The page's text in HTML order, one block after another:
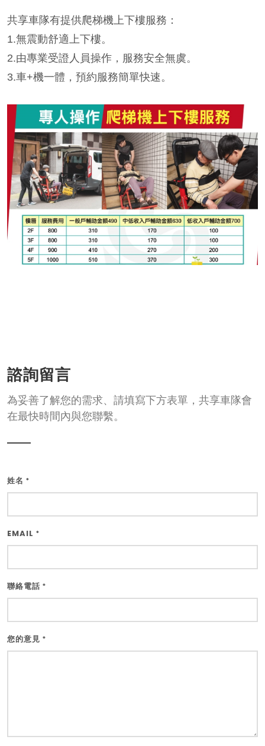
共享車隊有提供爬梯機上下樓服務：
1.無震動舒適上下樓。
2.由專業受證人員操作，服務安全無虞。
3.車+機一體，預約服務簡單快速。
諮詢留言
為妥善了解您的需求、請填寫下方表單，共享車隊會
在最快時間內與您聯繫。
姓名 *
EMAIL *
聯絡電話 *
您的意見 *